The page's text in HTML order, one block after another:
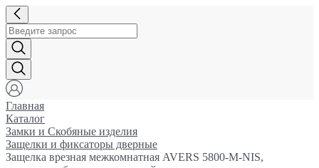
Главная
Каталог
Замки и Cкобяные изделия
Защелки и фиксаторы дверные
Защелка врезная межкомнатная AVERS 5800-М-NIS,